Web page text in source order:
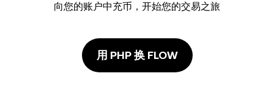
向您的账户中充币，开始您的交易之旅
用 PHP 换 FLOW